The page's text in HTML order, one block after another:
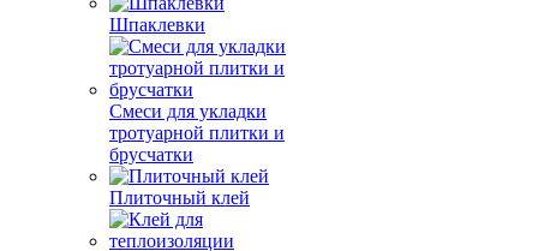
Шпаклевки
Смеси для укладки
тротуарной плитки и
брусчатки
Плиточный клей